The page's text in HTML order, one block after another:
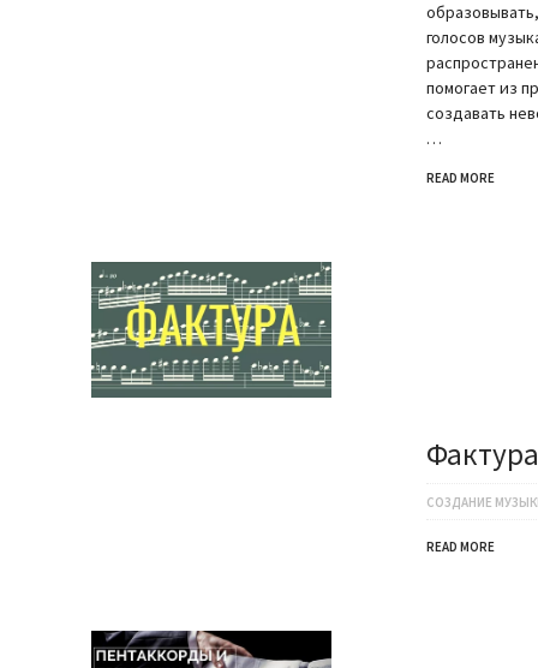
голосов
помогает из
создавать
…
READ MORE
СОЗДАНИЕ
READ MORE